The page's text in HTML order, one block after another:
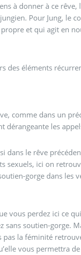
à donner à ce rêve,
Pour Jung, le
et qui agit en
des éléments
comme dans un
dérangeante les
dans le rêve
sexuels, ici on
gorge dans les
vous perdez ici ce
soutien-gorge.
la féminité
vous permettra